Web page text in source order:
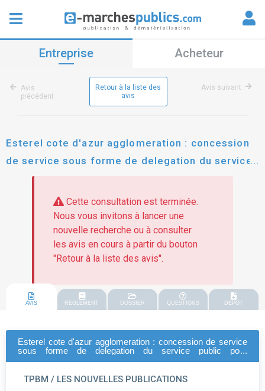
Entreprise Acheteur
Avis
précédent
Retour à la liste des
avis
Avis suivant
Esterel cote d'azur agglomeration : concession
de service sous forme de delegation du service
public pour l'exploitation du reseau de transport
urbain collectif et scolaire
Cette consultation est terminée.
Nous vous invitons à lancer une
nouvelle recherche ou à consulter
les avis en cours à partir du bouton
"Retour à la liste des avis".
AVIS REGLEMENT DOSSIER QUESTIONS DEPOT
Esterel cote d'azur agglomeration : concession de service
sous forme de delegation du service public pour
TPBM / LES NOUVELLES PUBLICATIONS